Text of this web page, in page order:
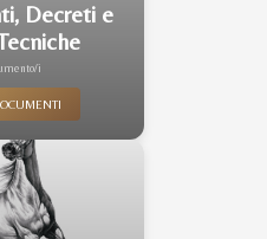
Decreti e
i